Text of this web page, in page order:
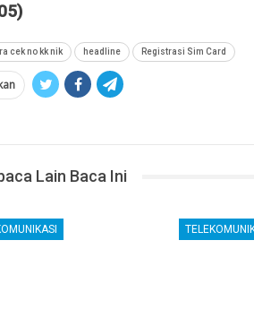
cek no kk nik headline Registrasi Sim Card
Lain Baca Ini